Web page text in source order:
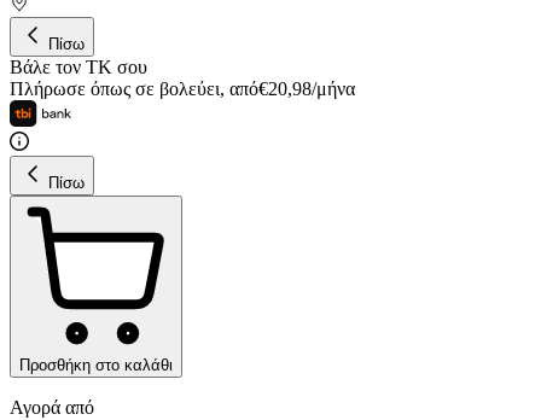
Πίσω
Βάλε τον ΤΚ σου
Πλήρωσε όπως σε βολεύει, από€20,98/μήνα
Πίσω
Προσθήκη στο καλάθι
Αγορά από